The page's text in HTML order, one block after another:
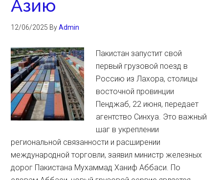
Азию
12/06/2025 ByAdmin
Пакистан запустит свой
первый грузовой поезд в
Россию из Лахора, столицы
восточной провинции
Пенджаб, 22 июня, передает
агентство Синхуа. Это важный
шаг в укреплении
региональной связанности и расширении
международной торговли, заявил министр железных
дорог Пакистана Мухаммад Ханиф Аббаси. По